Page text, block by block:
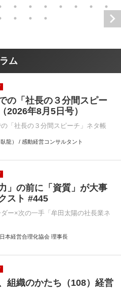
ム
の「社長の３分間スピー
2026年8月5日号）
「社長の３分間スピーチ」ネタ帳
龍） / 感動経営コンサルタント
」の前に「資質」が大事
スト #445
ー×次の一手「牟田太陽の社長業ネ
本経営合理化協会 理事長
組織のかたち（108）経営